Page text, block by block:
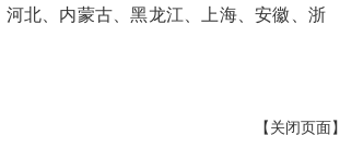
北、内蒙古、黑龙江、上海、安徽、浙
【关闭页面】